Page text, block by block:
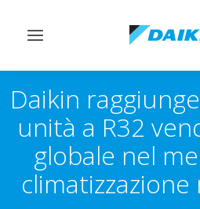
Attiva/disattiva
Daikin
unità a R32
globale nel
climatizzazione